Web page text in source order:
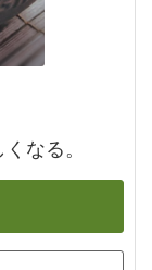
なる。